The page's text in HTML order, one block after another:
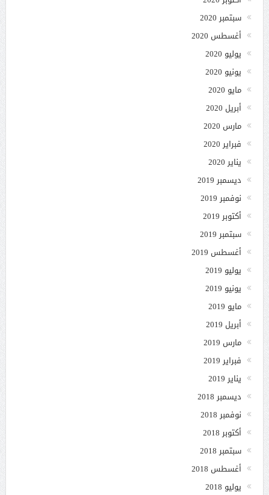
سبتمبر 2020
أغسطس 2020
يوليو 2020
يونيو 2020
مايو 2020
أبريل 2020
مارس 2020
فبراير 2020
يناير 2020
ديسمبر 2019
نوفمبر 2019
أكتوبر 2019
سبتمبر 2019
أغسطس 2019
يوليو 2019
يونيو 2019
مايو 2019
أبريل 2019
مارس 2019
فبراير 2019
يناير 2019
ديسمبر 2018
نوفمبر 2018
أكتوبر 2018
سبتمبر 2018
أغسطس 2018
يوليو 2018